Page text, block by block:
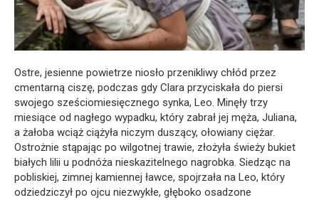
Ostre, jesienne powietrze niosło przenikliwy chłód przez
cmentarną ciszę, podczas gdy Clara przyciskała do piersi
swojego sześciomiesięcznego synka, Leo. Minęły trzy
miesiące od nagłego wypadku, który zabrał jej męża, Juliana,
a żałoba wciąż ciążyła niczym duszący, ołowiany ciężar.
Ostrożnie stąpając po wilgotnej trawie, złożyła świeży bukiet
białych lilii u podnóża nieskazitelnego nagrobka. Siedząc na
pobliskiej, zimnej kamiennej ławce, spojrzała na Leo, który
odziedziczył po ojcu niezwykłe, głęboko osadzone